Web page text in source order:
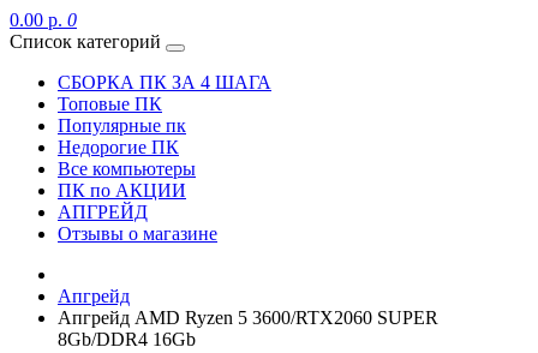
0.00 р. 0
Список категорий
СБОРКА ПК ЗА 4 ШАГА
Топовые ПК
Популярные пк
Недорогие ПК
Все компьютеры
ПК по АКЦИИ
АПГРЕЙД
Отзывы о магазине
Апгрейд
Апгрейд AMD Ryzen 5 3600/RTX2060 SUPER
8Gb/DDR4 16Gb